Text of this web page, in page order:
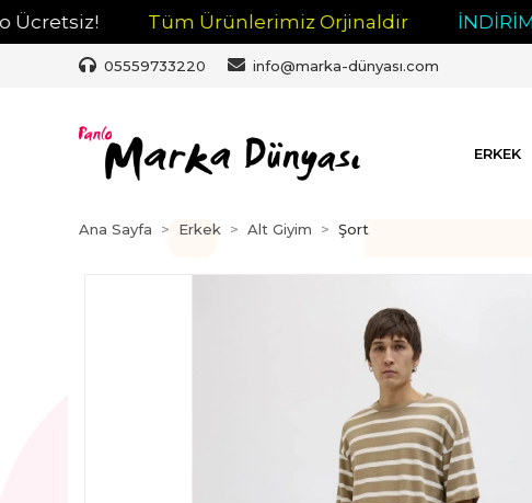
Tüm Ürünlerimiz Orjinaldir İNDİRİM
05559733220 info@marka-dünyası.com
ERKEK
Ana Sayfa Erkek Alt Giyim Şort